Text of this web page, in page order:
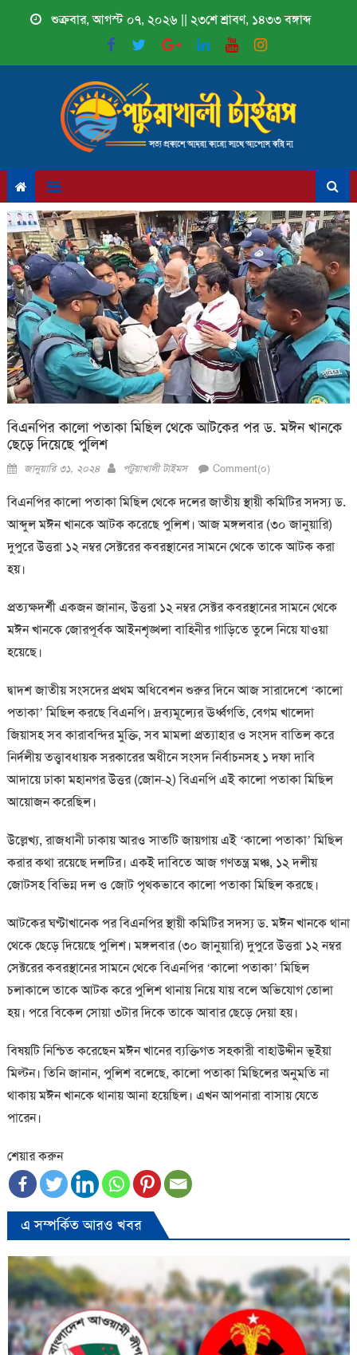
শুক্রবার, আগস্ট ০৭, ২০২৬ || ২৩শে শ্রাবণ, ১৪৩৩ বঙ্গাব্দ
বিএনপির কালো পতাকা মিছিল থেকে আটকের পর ড. মঈন খানকে
ছেড়ে দিয়েছে পুলিশ
Posted
জানুয়ারি ৩১, ২০২৪ Author
পটুয়াখালী টাইমস Comment(০)
বিএনপির কালো পতাকা মিছিল থেকে দলের জাতীয় স্থায়ী কমিটির সদস্য ড.
আব্দুল মঈন খানকে আটক করেছে পুলিশ। আজ মঙ্গলবার (৩০ জানুয়ারি)
দুপুরে উত্তরা ১২ নম্বর সেক্টরের কবরস্থানের সামনে থেকে তাকে আটক করা
হয়।
প্রত্যক্ষদর্শী একজন জানান, উত্তরা ১২ নম্বর সেক্টর কবরস্থানের সামনে থেকে
মঈন খানকে জোরপূর্বক আইনশৃঙ্খলা বাহিনীর গাড়িতে তুলে নিয়ে যাওয়া
হয়েছে।
দ্বাদশ জাতীয় সংসদের প্রথম অধিবেশন শুরুর দিনে আজ সারাদেশে ‘কালো
পতাকা’ মিছিল করছে বিএনপি। দ্রব্যমূল্যের ঊর্ধ্বগতি, বেগম খালেদা
জিয়াসহ সব কারাবন্দির মুক্তি, সব মামলা প্রত্যাহার ও সংসদ বাতিল করে
নির্দলীয় তত্ত্বাবধায়ক সরকারের অধীনে সংসদ নির্বাচনসহ ১ দফা দাবি
আদায়ে ঢাকা মহানগর উত্তর (জোন-২) বিএনপি এই কালো পতাকা মিছিল
আয়োজন করেছিল।
উল্লেখ্য, রাজধানী ঢাকায় আরও সাতটি জায়গায় এই ‘কালো পতাকা’ মিছিল
করার কথা রয়েছে দলটির। একই দাবিতে আজ গণতন্ত্র মঞ্চ, ১২ দলীয়
জোটসহ বিভিন্ন দল ও জোট পৃথকভাবে কালো পতাকা মিছিল করছে।
আটকের ঘণ্টাখানেক পর বিএনপির স্থায়ী কমিটির সদস্য ড. মঈন খানকে থানা
থেকে ছেড়ে দিয়েছে পুলিশ। মঙ্গলবার (৩০ জানুয়ারি) দুপুরে উত্তরা ১২ নম্বর
সেক্টরের কবরস্থানের সামনে থেকে বিএনপির ‘কালো পতাকা’ মিছিল
চলাকালে তাকে আটক করে পুলিশ থানায় নিয়ে যায় বলে অভিযোগ তোলা
হয়। পরে বিকেল সোয়া ৩টার দিকে তাকে আবার ছেড়ে দেয়া হয়।
বিষয়টি নিশ্চিত করেছেন মঈন খানের ব্যক্তিগত সহকারী বাহাউদ্দীন ভূইয়া
মিল্টন। তিনি জানান, পুলিশ বলেছে, কালো পতাকা মিছিলের অনুমতি না
থাকায় মঈন খানকে থানায় আনা হয়েছিল। এখন আপনারা বাসায় যেতে
পারেন।
শেয়ার করুন
এ সম্পর্কিত আরও খবর